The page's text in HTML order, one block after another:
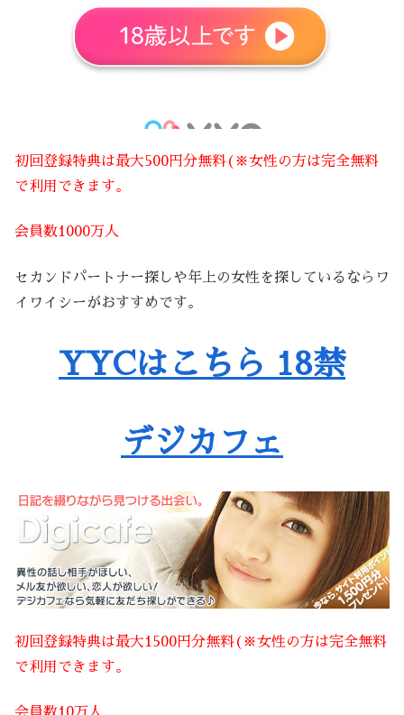
初回登録特典は最大500円分無料(※女性の方は完全無料
で利用できます。
会員数1000万人
セカンドパートナー探しや年上の女性を探しているならワ
イワイシーがおすすめです。
YYCはこちら 18禁
デジカフェ
初回登録特典は最大1500円分無料(※女性の方は完全無料
で利用できます。